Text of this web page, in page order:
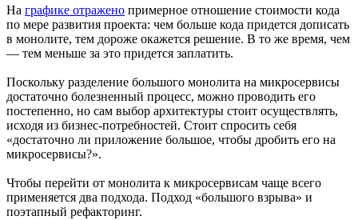
На графике отражено примерное отношение стоимости кода
по мере развития проекта: чем больше кода придется дописать
в монолите, тем дороже окажется решение. В то же время, чем
— тем меньше за это придется заплатить.
Поскольку разделение большого монолита на микросервисы
достаточно болезненный процесс, можно проводить его
постепенно, но сам выбор архитектуры стоит осуществлять,
исходя из бизнес-потребностей. Стоит спросить себя
«достаточно ли приложение большое, чтобы дробить его на
микросервисы?».
Чтобы перейти от монолита к микросервисам чаще всего
применяется два подхода. Подход «большого взрыва» и
поэтапный рефакторинг.